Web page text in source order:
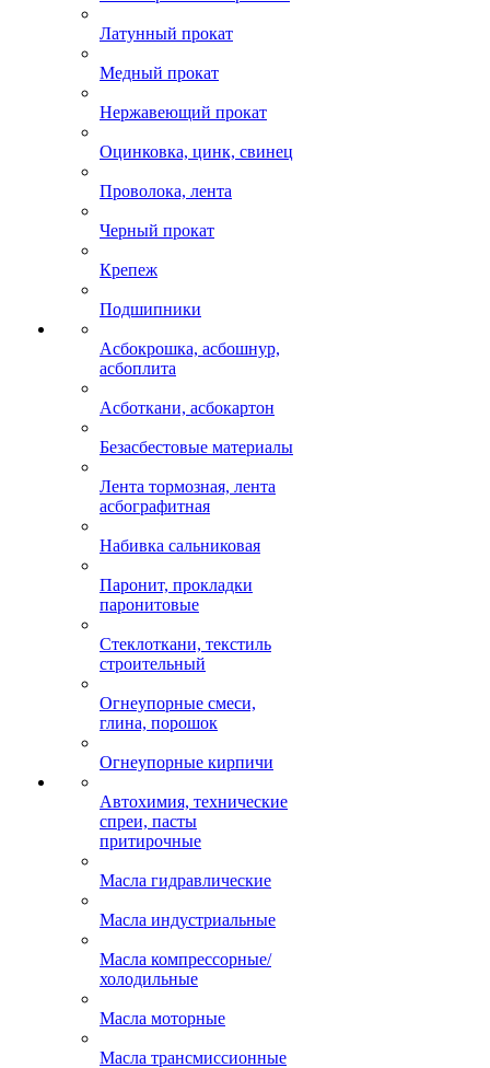
Латунный прокат
Медный прокат
Нержавеющий прокат
Оцинковка, цинк, свинец
Проволока, лента
Черный прокат
Крепеж
Подшипники
Асбокрошка, асбошнур,
асбоплита
Асботкани, асбокартон
Безасбестовые материалы
Лента тормозная, лента
асбографитная
Набивка сальниковая
Паронит, прокладки
паронитовые
Стеклоткани, текстиль
строительный
Огнеупорные смеси,
глина, порошок
Огнеупорные кирпичи
Автохимия, технические
спреи, пасты
притирочные
Масла гидравлические
Масла индустриальные
Масла компрессорные/
холодильные
Масла моторные
Масла трансмиссионные